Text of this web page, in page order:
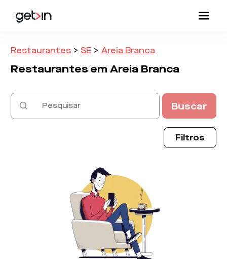
Restaurantes > SE > Areia Branca
Restaurantes emAreia Branca
Buscar
Filtros